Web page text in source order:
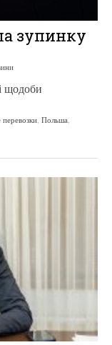
зупинку
щодоби
Польша